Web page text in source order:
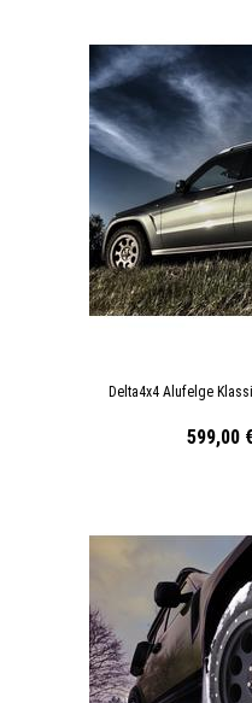
Delta4x4 Alufelge
599,00